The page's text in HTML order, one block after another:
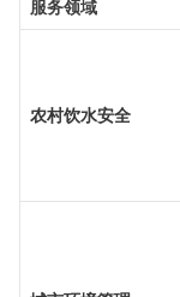
服务领域
农村饮水安全